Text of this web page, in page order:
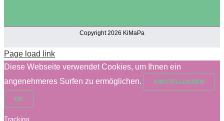
Copyright 2026 KiMaPa
Page load link
Diese Webseite verwendet Cookies, um Ihnen ein
angenehmeres Surfen zu ermöglichen.
EINSTELLUNGEN
OK
Tracking